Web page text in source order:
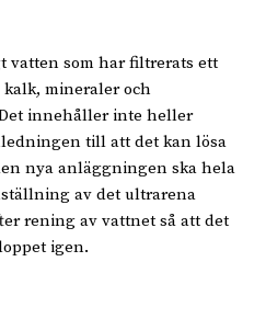
vatten som har filtrerats ett
mineraler och
innehåller inte heller
till att det kan lösa
nya anläggningen ska hela
av det ultrarena
rening av vattnet så att det
igen.